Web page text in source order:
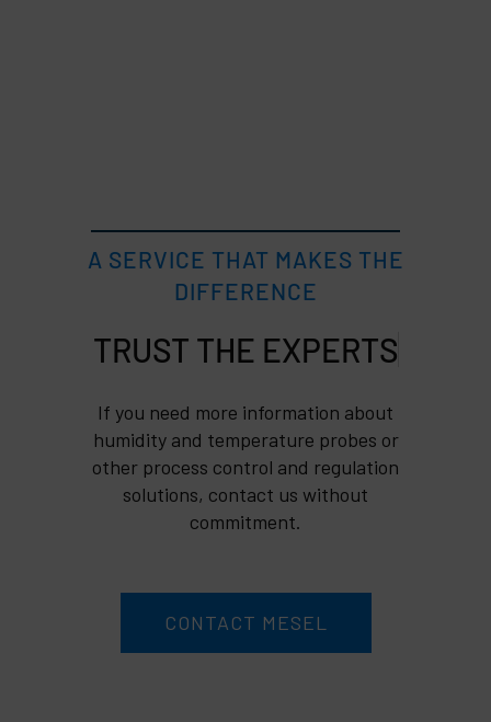
A SERVICE THAT MAKES THE
DIFFERENCE
TRUST
If you need more information about
humidity and temperature probes or
other process control and regulation
solutions, contact us without
commitment.
CONTACT MESEL